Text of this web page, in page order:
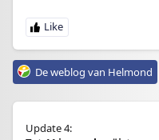
De weblog van Helmond
Update 4: